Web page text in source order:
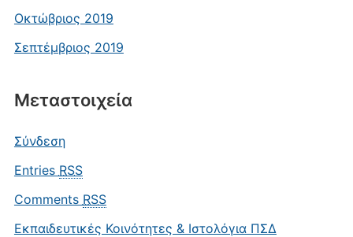
Οκτώβριος 2019
Σεπτέμβριος 2019
Μεταστοιχεία
Σύνδεση
Entries RSS
Comments RSS
Εκπαιδευτικές Κοινότητες & Ιστολόγια ΠΣΔ